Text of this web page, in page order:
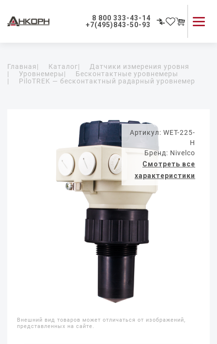
8 800 333-43-14
+7(495)843-50-93
Применение приборов
Как мы работаем
Главная| Каталог|
Датчики измерения уровня
|
Уровнемеры|
Бесконтактные уровнемеры
|
PiloTREK — бесконтактный радарный уровнемер
Артикул: WET-225-
H
Бренд: Nivelco
Смотреть все
характеристики
Внешний вид товаров может отличаться от изображений,
представленных на сайте.